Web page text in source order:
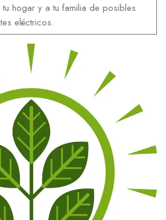
tu ‌hogar y a tu familia de posibles
eléctricos.